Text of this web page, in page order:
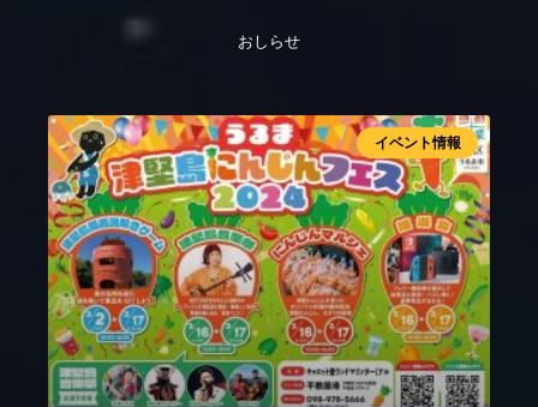
おしらせ
イベント情報